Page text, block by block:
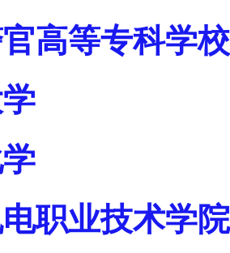
高等专科学校
职业技术学院